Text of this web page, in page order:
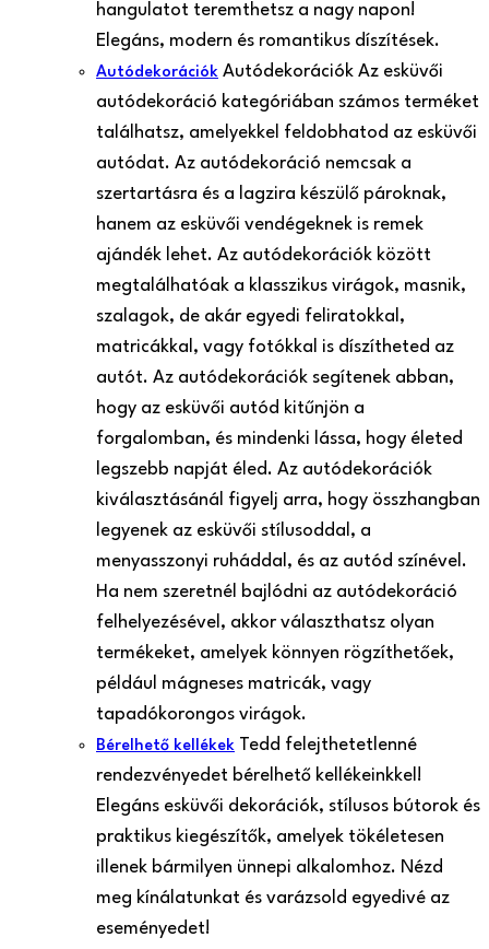
hangulatot teremthetsz a nagy napon!
Elegáns, modern és romantikus díszítések.
Autódekorációk Autódekorációk Az esküvői
autódekoráció kategóriában számos terméket
találhatsz, amelyekkel feldobhatod az esküvői
autódat. Az autódekoráció nemcsak a
szertartásra és a lagzira készülő pároknak,
hanem az esküvői vendégeknek is remek
ajándék lehet. Az autódekorációk között
megtalálhatóak a klasszikus virágok, masnik,
szalagok, de akár egyedi feliratokkal,
matricákkal, vagy fotókkal is díszítheted az
autót. Az autódekorációk segítenek abban,
hogy az esküvői autód kitűnjön a
forgalomban, és mindenki lássa, hogy életed
legszebb napját éled. Az autódekorációk
kiválasztásánál figyelj arra, hogy összhangban
legyenek az esküvői stílusoddal, a
menyasszonyi ruháddal, és az autód színével.
Ha nem szeretnél bajlódni az autódekoráció
felhelyezésével, akkor választhatsz olyan
termékeket, amelyek könnyen rögzíthetőek,
például mágneses matricák, vagy
tapadókorongos virágok.
Bérelhető kellékek Tedd felejthetetlenné
rendezvényedet bérelhető kellékeinkkel!
Elegáns esküvői dekorációk, stílusos bútorok és
praktikus kiegészítők, amelyek tökéletesen
illenek bármilyen ünnepi alkalomhoz. Nézd
meg kínálatunkat és varázsold egyedivé az
eseményedet!